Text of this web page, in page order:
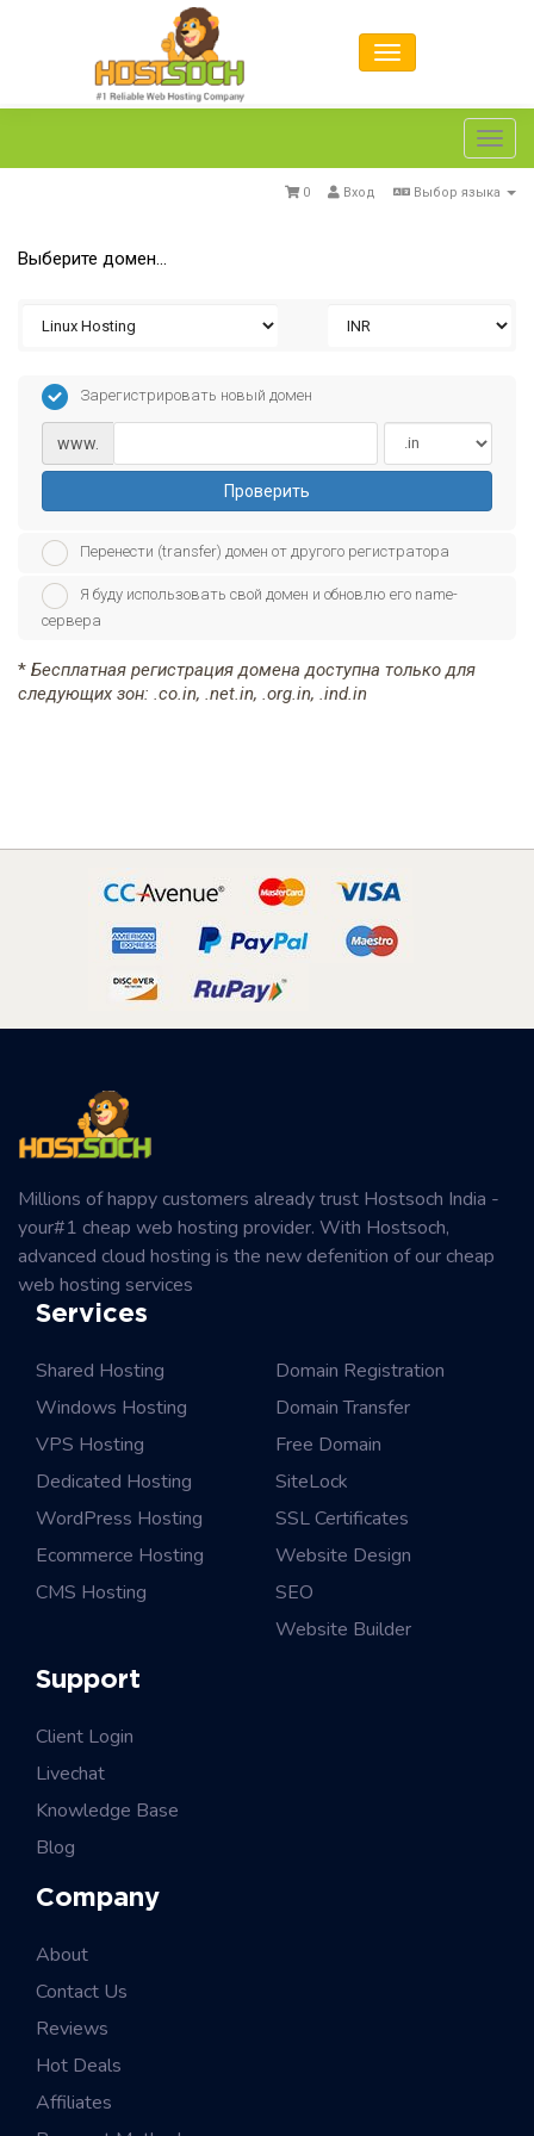
Выбор языка
Вход
0
Выберите домен...
Зарегистрировать новый домен
www.
Проверить
Перенести (transfer) домен от другого регистратора
Я буду использовать свой домен и обновлю его name-
сервера
* Бесплатная регистрация домена доступна только для
следующих зон: .co.in, .net.in, .org.in, .ind.in
Millions of happy customers already trust Hostsoch India -
your#1 cheap web hosting provider. With Hostsoch,
advanced cloud hosting is the new defenition of our cheap
web hosting services
Services
Shared Hosting
Windows Hosting
VPS Hosting
Dedicated Hosting
WordPress Hosting
Ecommerce Hosting
CMS Hosting
Domain Registration
Domain Transfer
Free Domain
SiteLock
SSL Certificates
Website Design
SEO
Website Builder
Support
Client Login
Livechat
Knowledge Base
Blog
Company
About
Contact Us
Reviews
Hot Deals
Affiliates